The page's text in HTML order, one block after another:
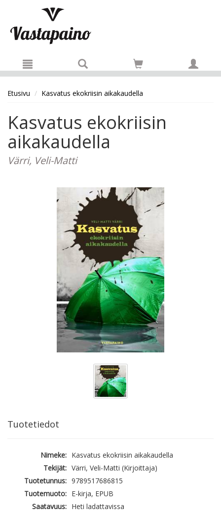
Etusivu Kasvatus ekokriisin aikakaudella
Kasvatus ekokriisin
aikakaudella
Värri, Veli-Matti
Tuotetiedot
Nimeke: Kasvatus ekokriisin aikakaudella
Tekijät: Värri, Veli-Matti (Kirjoittaja)
Tuotetunnus: 9789517686815
Tuotemuoto: E-kirja, EPUB
Saatavuus: Heti ladattavissa